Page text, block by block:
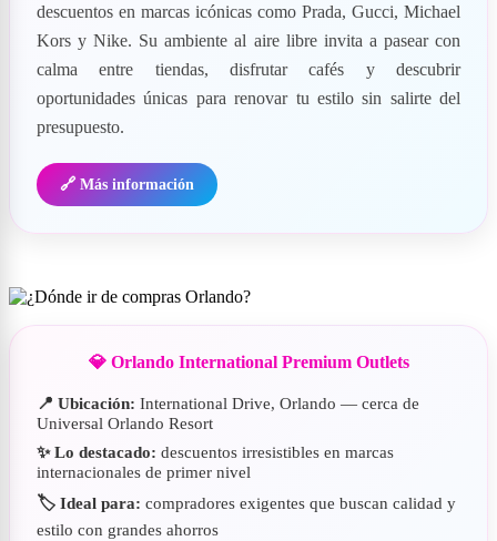
descuentos en marcas icónicas como Prada, Gucci, Michael
Kors y Nike. Su ambiente al aire libre invita a pasear con
calma entre tiendas, disfrutar cafés y descubrir
oportunidades únicas para renovar tu estilo sin salirte del
presupuesto.
🔗 Más información
💎 Orlando International Premium Outlets
📍 Ubicación: International Drive, Orlando — cerca de
Universal Orlando Resort
✨ Lo destacado: descuentos irresistibles en marcas
internacionales de primer nivel
🏷️ Ideal para: compradores exigentes que buscan calidad y
estilo con grandes ahorros